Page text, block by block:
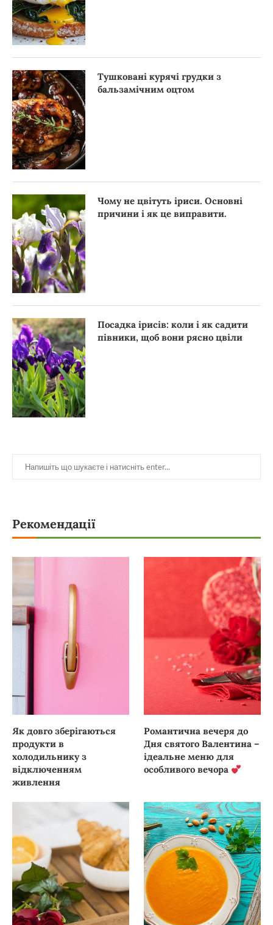
Рекомендації
Як довго зберігаються
продукти в
холодильнику з
відключенням
живлення
Романтична вечеря до
Дня святого Валентина –
ідеальне меню для
особливого вечора
Тушковані курячі грудки з
бальзамічним оцтом
Чому не цвітуть іриси. Основні
причини і як це виправити.
Посадка ірисів: коли і як садити
півники, щоб вони рясно цвіли